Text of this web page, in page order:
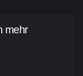
mehr